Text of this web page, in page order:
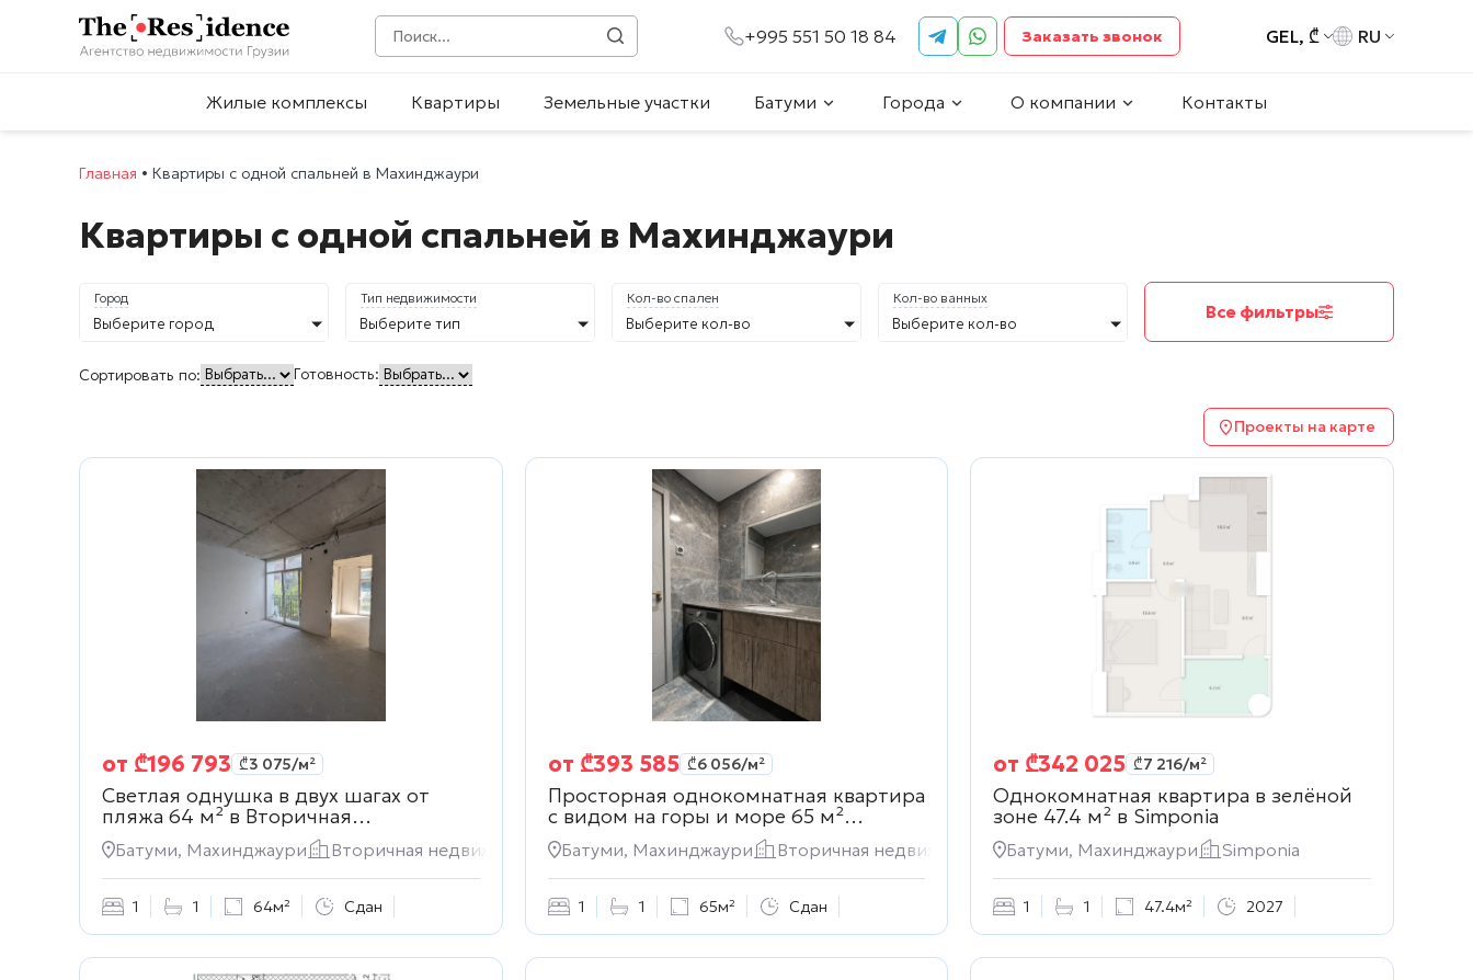
+995 551 50 18 84 Заказать звонок GEL, ₾ RU
Жилые комплексы Квартиры Земельные участки Батуми Города О компании Контакты
Главная • Квартиры с одной спальней в Махинджаури
Квартиры с одной спальней в Махинджаури
Город
Выберите город
Тип недвижимости
Выберите тип
Кол-во спален
Выберите кол-во
Кол-во ванных
Выберите кол-во
Все фильтры
Сортировать по: Готовность:
Проекты на карте
от ₾196 793 ₾3 075/м²
Светлая однушка в двух шагах от
пляжа 64 м² в Вторичная
недвижимость
Батуми, Махинджаури Вторичная недвижимость
1 1 64м² Сдан
от ₾393 585 ₾6 056/м²
Просторная однокомнатная квартира
c видом на горы и море 65 м²
Вторичная недвижимость
Батуми, Махинджаури Вторичная недвижимость
1 1 65м² Сдан
от ₾342 025 ₾7 216/м²
Однокомнатная квартира в зелёной
зоне 47.4 м² в Simponia
Батуми, Махинджаури Simponia
1 1 47.4м² 2027